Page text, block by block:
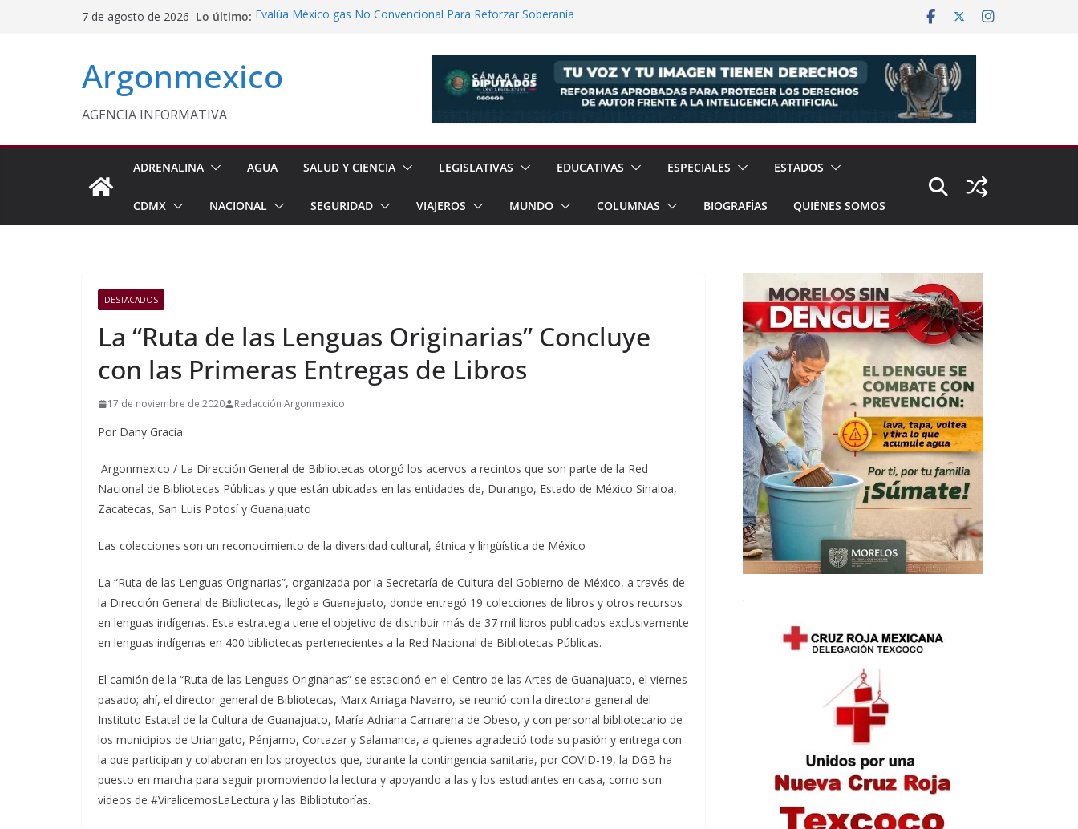
7 de agosto de 2026 Lo último: Evalúa México gas No Convencional Para Reforzar Soberanía
Texcoco Fortalece Prestaciones de Trabajadores del
Aseguran Casi 10 Millones de Cigarrillos Apócrifos en
Michoacán
Argonmexico
AGENCIA INFORMATIVA
ADRENALINA AGUA SALUD Y CIENCIA LEGISLATIVAS EDUCATIVAS ESPECIALES ESTADOS
CDMX NACIONAL SEGURIDAD VIAJEROS MUNDO COLUMNAS BIOGRAFÍAS QUIÉNES SOMOS
DESTACADOS
La “Ruta de las Lenguas Originarias” Concluye
con las Primeras Entregas de Libros
17 de noviembre de 2020 Redacción Argonmexico
Por Dany Gracia
Argonmexico / La Dirección General de Bibliotecas otorgó los acervos a recintos que son parte de la Red
Nacional de Bibliotecas Públicas y que están ubicadas en las entidades de, Durango, Estado de México Sinaloa,
Zacatecas, San Luis Potosí y Guanajuato
Las colecciones son un reconocimiento de la diversidad cultural, étnica y lingüística de México
La “Ruta de las Lenguas Originarias”, organizada por la Secretaría de Cultura del Gobierno de México, a través de
la Dirección General de Bibliotecas, llegó a Guanajuato, donde entregó 19 colecciones de libros y otros recursos
en lenguas indígenas. Esta estrategia tiene el objetivo de distribuir más de 37 mil libros publicados exclusivamente
en lenguas indígenas en 400 bibliotecas pertenecientes a la Red Nacional de Bibliotecas Públicas.
El camión de la “Ruta de las Lenguas Originarias” se estacionó en el Centro de las Artes de Guanajuato, el viernes
pasado; ahí, el director general de Bibliotecas, Marx Arriaga Navarro, se reunió con la directora general del
Instituto Estatal de la Cultura de Guanajuato, María Adriana Camarena de Obeso, y con personal bibliotecario de
los municipios de Uriangato, Pénjamo, Cortazar y Salamanca, a quienes agradeció toda su pasión y entrega con
la que participan y colaboran en los proyectos que, durante la contingencia sanitaria, por COVID-19, la DGB ha
puesto en marcha para seguir promoviendo la lectura y apoyando a las y los estudiantes en casa, como son
videos de #ViralicemosLaLectura y las Bibliotutorías.